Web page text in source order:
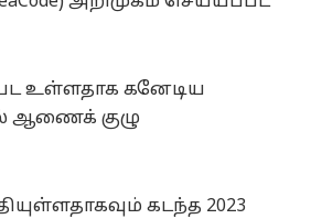
உள்ளதாக கனேடிய
ஆணைக் குழு
கடந்த 2023